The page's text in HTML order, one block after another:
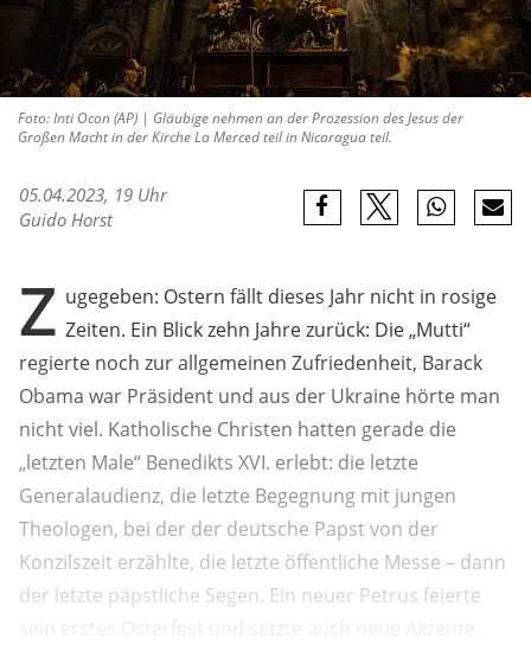
Foto: Inti Ocon (AP) | Gläubige nehmen an der Prozession des Jesus der
Großen Macht in der Kirche La Merced teil in Nicaragua teil.
05.04.2023, 19 Uhr
Guido Horst
Z ugegeben: Ostern fällt dieses Jahr nicht in rosige
Zeiten. Ein Blick zehn Jahre zurück: Die „Mutti“
regierte noch zur allgemeinen Zufriedenheit, Barack
Obama war Präsident und aus der Ukraine hörte man
nicht viel. Katholische Christen hatten gerade die
„letzten Male“ Benedikts XVI. erlebt: die letzte
Generalaudienz, die letzte Begegnung mit jungen
Theologen, bei der der deutsche Papst von der
Konzilszeit erzählte, die letzte öffentliche Messe – dann
der letzte päpstliche Segen. Ein neuer Petrus feierte
sein erstes Osterfest und setzte auch neue Akzente,